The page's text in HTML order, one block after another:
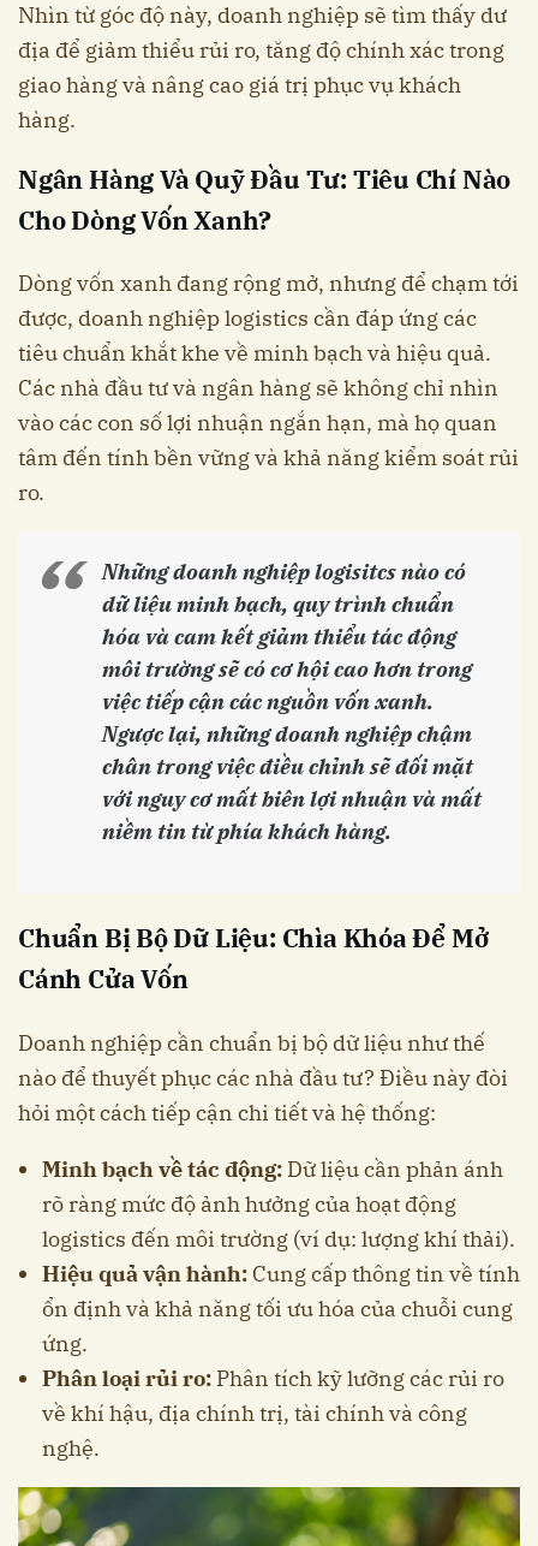
Nhìn từ góc độ này, doanh nghiệp sẽ tìm thấy dư
địa để giảm thiểu rủi ro, tăng độ chính xác trong
giao hàng và nâng cao giá trị phục vụ khách
hàng.
Ngân Hàng Và Quỹ Đầu Tư: Tiêu Chí Nào
Cho Dòng Vốn Xanh?
Dòng vốn xanh đang rộng mở, nhưng để chạm tới
được, doanh nghiệp logistics cần đáp ứng các
tiêu chuẩn khắt khe về minh bạch và hiệu quả.
Các nhà đầu tư và ngân hàng sẽ không chỉ nhìn
vào các con số lợi nhuận ngắn hạn, mà họ quan
tâm đến tính bền vững và khả năng kiểm soát rủi
ro.
Những doanh nghiệp logisitcs nào có
dữ liệu minh bạch, quy trình chuẩn
hóa và cam kết giảm thiểu tác động
môi trường sẽ có cơ hội cao hơn trong
việc tiếp cận các nguồn vốn xanh.
Ngược lại, những doanh nghiệp chậm
chân trong việc điều chỉnh sẽ đối mặt
với nguy cơ mất biên lợi nhuận và mất
niềm tin từ phía khách hàng.
Chuẩn Bị Bộ Dữ Liệu: Chìa Khóa Để Mở
Cánh Cửa Vốn
Doanh nghiệp cần chuẩn bị bộ dữ liệu như thế
nào để thuyết phục các nhà đầu tư? Điều này đòi
hỏi một cách tiếp cận chi tiết và hệ thống:
Minh bạch về tác động: Dữ liệu cần phản ánh
rõ ràng mức độ ảnh hưởng của hoạt động
logistics đến môi trường (ví dụ: lượng khí thải).
Hiệu quả vận hành: Cung cấp thông tin về tính
ổn định và khả năng tối ưu hóa của chuỗi cung
ứng.
Phân loại rủi ro: Phân tích kỹ lưỡng các rủi ro
về khí hậu, địa chính trị, tài chính và công
nghệ.